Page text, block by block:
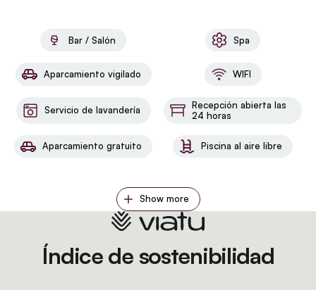
Bar / Salón Spa
Aparcamiento vigilado WIFI
Servicio de lavandería
Recepción abierta las
24 horas
Aparcamiento gratuito Piscina al aire libre
Show more
Índice de sostenibilidad